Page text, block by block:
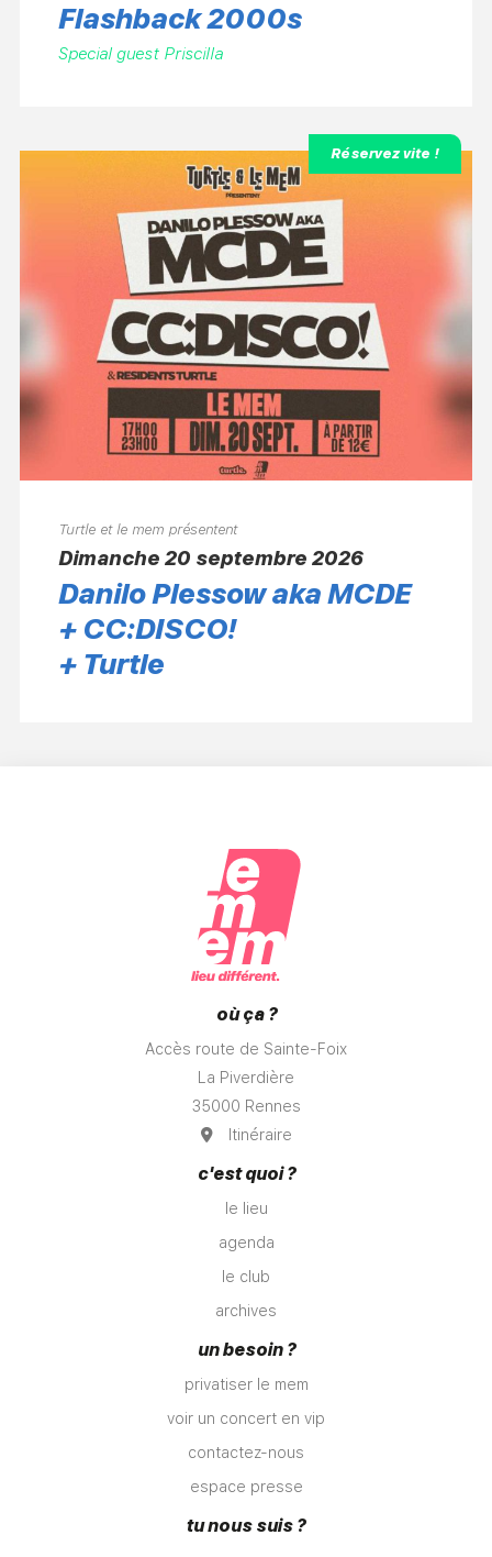
Flashback 2000s
Special guest Priscilla
Réservez vite !
Turtle et le mem présentent
dimanche 20 septembre 2026
Danilo Plessow aka MCDE
+ CC:DISCO!
+ Turtle
où ça ?
Accès route de Sainte-Foix
La Piverdière
35000 Rennes
Itinéraire
c'est quoi ?
le lieu
agenda
le club
archives
un besoin ?
privatiser le mem
voir un concert en vip
contactez-nous
espace presse
tu nous suis ?